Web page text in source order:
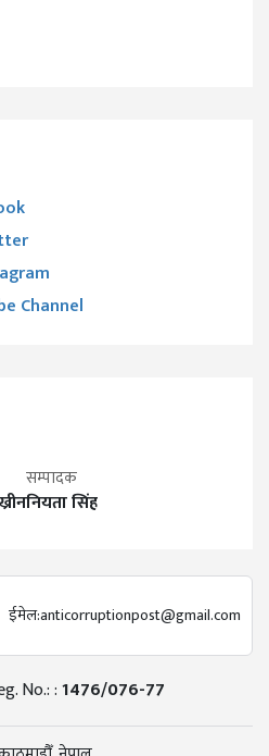
Channel
सम्पादक
नियता सिंह
ईमेल:anticorruptionpost@gmail.com
No.: :1476/076-77